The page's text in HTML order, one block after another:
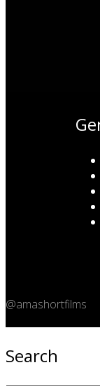
@amashortfilms
Search